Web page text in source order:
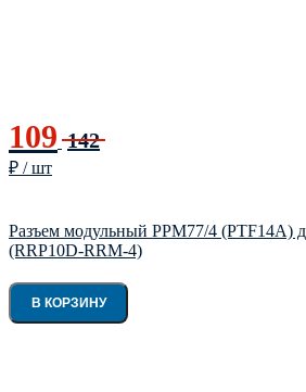
109 142
₽ / шт
Разъем модульный РРМ77/4 (PTF14A)
(RRP10D-RRM-4)
В КОРЗИНУ